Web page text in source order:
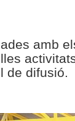
amb
de difusió.